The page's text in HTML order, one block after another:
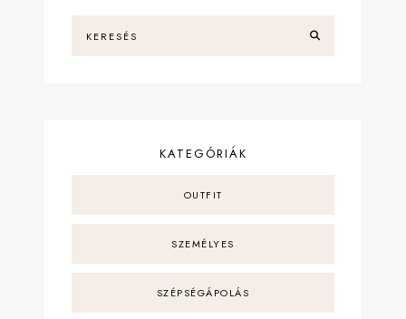
KATEGÓRIÁK
OUTFIT
SZEMÉLYES
SZÉPSÉGÁPOLÁS